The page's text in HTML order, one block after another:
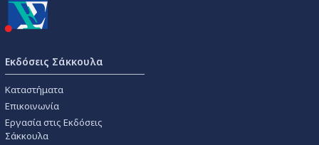
Εκδόσεις Σάκκουλα
Καταστήματα
Επικοινωνία
Εργασία στις Εκδόσεις
Σάκκουλα